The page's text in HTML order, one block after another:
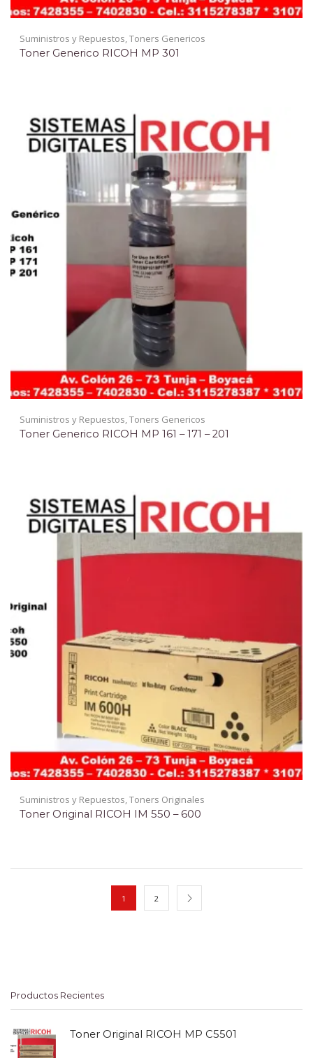
Suministros y Repuestos,Toners Genericos
Toner Generico RICOH MP 301
Suministros y Repuestos Toners Genericos
Toner Generico RICOH MP 161 – 171 – 201
Suministros y Repuestos,Toners Originales
Toner Original RICOH IM 550 – 600
1 2
Productos Recientes
Toner Original RICOH MP C5501